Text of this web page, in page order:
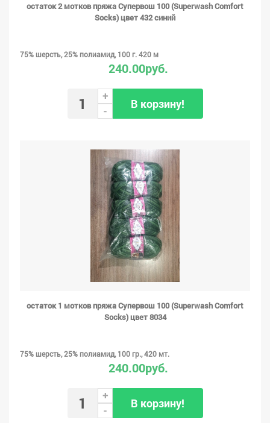
остаток 2 мотков пряжа Супервош 100 (Superwash Comfort
Socks) цвет 432 синий
75% шерсть, 25% полиамид, 100 г. 420 м
240.00руб.
+
-
В корзину!
остаток 1 мотков пряжа Супервош 100 (Superwash Comfort
Socks) цвет 8034
75% шерсть, 25% полиамид, 100 гр., 420 мт.
240.00руб.
+
-
В корзину!